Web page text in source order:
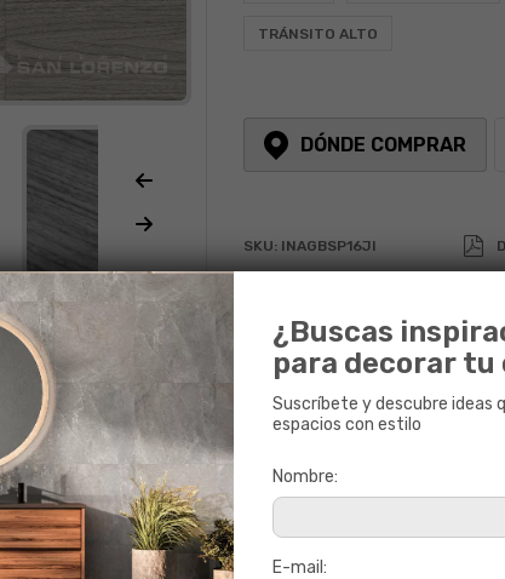
puede variar.
TRÁNSITO ALTO
DÓNDE COMPRAR
Alto
SKU: INAGBSP16JI
¿Buscas
para decorar tu
Suscríbete y descubre ideas
espacios con estilo
Nombre:
E-mail: